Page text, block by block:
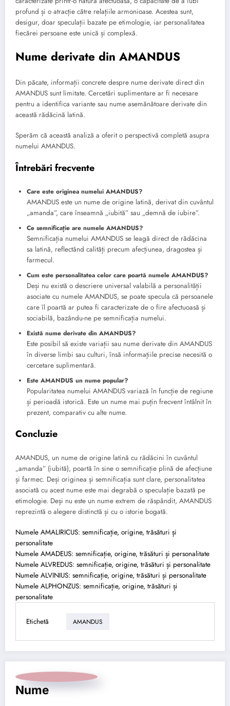
profund și o atracție către relațiile armonioase. Acestea sunt,
desigur, doar speculații bazate pe etimologie, iar personalitatea
fiecărei persoane este unică și complexă.
Nume derivate din AMANDUS
Din păcate, informații concrete despre nume derivate direct din
AMANDUS sunt limitate. Cercetări suplimentare ar fi necesare
pentru a identifica variante sau nume asemănătoare derivate din
această rădăcină latină.
Sperăm că această analiză a oferit o perspectivă completă asupra
numelui AMANDUS.
Întrebări frecvente
Care este originea numelui AMANDUS?
AMANDUS este un nume de origine latină, derivat din cuvântul
„amanda”, care înseamnă „iubită” sau „demnă de iubire”.
Ce semnificație are numele AMANDUS?
Semnificația numelui AMANDUS se leagă direct de rădăcina
sa latină, reflectând calități precum afecțiunea, dragostea și
farmecul.
Cum este personalitatea celor care poartă numele AMANDUS?
Deși nu există o descriere universal valabilă a personalității
asociate cu numele AMANDUS, se poate specula că persoanele
care îl poartă ar putea fi caracterizate de o fire afectuoasă și
sociabilă, bazându-ne pe semnificația numelui.
Există nume derivate din AMANDUS?
Este posibil să existe variații sau nume derivate din AMANDUS
în diverse limbi sau culturi, însă informațiile precise necesită o
cercetare suplimentară.
Este AMANDUS un nume popular?
Popularitatea numelui AMANDUS variază în funcție de regiune
și perioadă istorică. Este un nume mai puțin frecvent întâlnit în
prezent, comparativ cu alte nume.
Concluzie
AMANDUS, un nume de origine latină cu rădăcini în cuvântul
„amanda” (iubită), poartă în sine o semnificație plină de afecțiune
și farmec. Deși originea și semnificația sunt clare, personalitatea
asociată cu acest nume este mai degrabă o speculație bazată pe
etimologie. Deși nu este un nume extrem de răspândit, AMANDUS
reprezintă o alegere distinctă și cu o istorie bogată.
Numele AMALIRICUS: semnificație, origine, trăsături și
personalitate
Numele AMADEUS: semnificație, origine, trăsături și personalitate
Numele ALVREDUS: semnificație, origine, trăsături și personalitate
Numele ALVINIUS: semnificație, origine, trăsături și personalitate
Numele ALPHONZUS: semnificație, origine, trăsături și
personalitate
Etichetă AMANDUS
Nume